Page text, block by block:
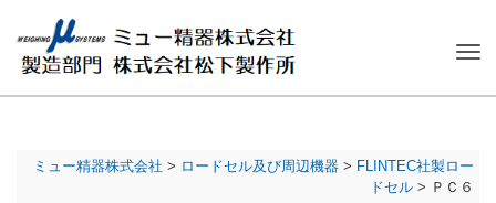
ナ
ゲ
ョ
ン
ミュー精器株式会社 > ロードセル及び周辺機器> FLINTEC社製ロー
ドセル> ＰＣ６